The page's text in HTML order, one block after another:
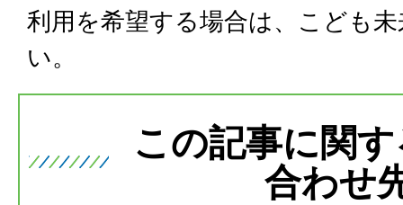
利用を希望する場合は、こども
い。
この記事に関
合わせ